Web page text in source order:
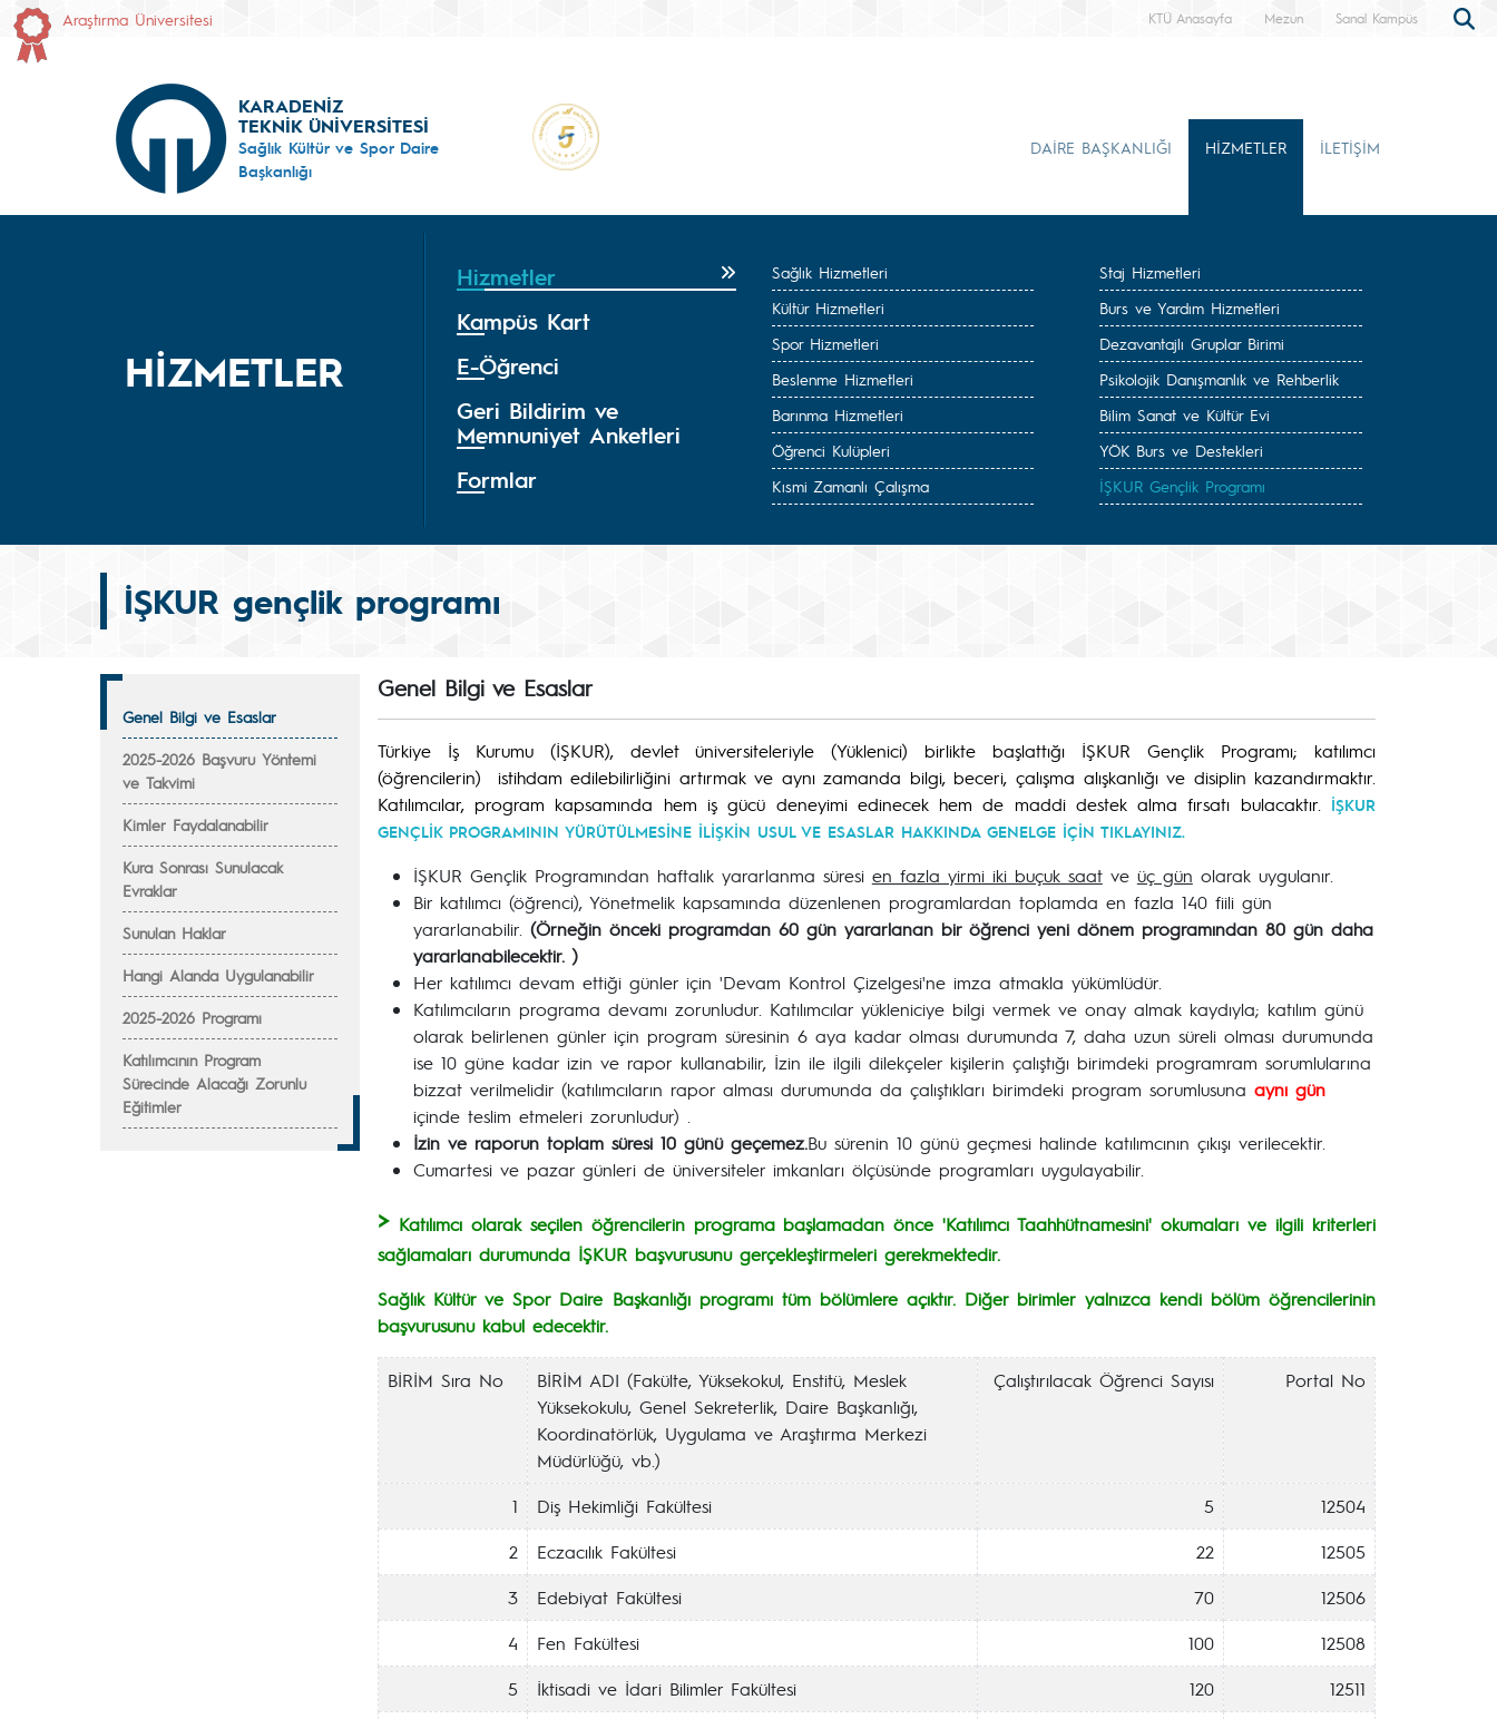
Araştırma Üniversitesi KTÜ Anasayfa Mezun Sanal Kampüs
KARADENİZ
TEKNİK ÜNİVERSİTESİ
Sağlık Kültür ve Spor Daire
Başkanlığı
DAİRE BAŞKANLIĞI HİZMETLER İLETİŞİM
HİZMETLER
Hizmetler
Kampüs Kart
E-Öğrenci
Geri Bildirim ve
Memnuniyet Anketleri
Formlar
Sağlık Hizmetleri
Kültür Hizmetleri
Spor Hizmetleri
Beslenme Hizmetleri
Barınma Hizmetleri
Öğrenci Kulüpleri
Kısmi Zamanlı Çalışma
Staj Hizmetleri
Burs ve Yardım Hizmetleri
Dezavantajlı Gruplar Birimi
Psikolojik Danışmanlık ve Rehberlik
Bilim Sanat ve Kültür Evi
YÖK Burs ve Destekleri
İŞKUR Gençlik Programı
İŞKUR gençlik programı
Genel Bilgi ve Esaslar
2025-2026 Başvuru Yöntemi
ve Takvimi
Kimler Faydalanabilir
Kura Sonrası Sunulacak
Evraklar
Sunulan Haklar
Hangi Alanda Uygulanabilir
2025-2026 Programı
Katılımcının Program
Sürecinde Alacağı Zorunlu
Eğitimler
Genel Bilgi ve Esaslar
Türkiye İş Kurumu (İŞKUR), devlet üniversiteleriyle (Yüklenici) birlikte başlattığı İŞKUR Gençlik Programı; katılımcı
(öğrencilerin) istihdam edilebilirliğini artırmak ve aynı zamanda bilgi, beceri, çalışma alışkanlığı ve disiplin kazandırmaktır.
Katılımcılar, program kapsamında hem iş gücü deneyimi edinecek hem de maddi destek alma fırsatı bulacaktır.
İŞKUR
GENÇLİK PROGRAMININ YÜRÜTÜLMESİNE İLİŞKİN USUL VE ESASLAR HAKKINDA GENELGE İÇİN TIKLAYINIZ.
İŞKUR Gençlik Programından haftalık yararlanma süresi en fazla yirmi iki buçuk saatve üç gün olarak uygulanır.
Bir katılımcı (öğrenci), Yönetmelik kapsamında düzenlenen programlardan toplamda en fazla 140 fiili gün
yararlanabilir. (Örneğin önceki programdan 60 gün yararlanan bir öğrenci yeni dönem programından 80 gün daha
yararlanabilecektir. )
Her katılımcı devam ettiği günler için 'Devam Kontrol Çizelgesi'ne imza atmakla yükümlüdür.
Katılımcıların programa devamı zorunludur. Katılımcılar yükleniciye bilgi vermek ve onay almak kaydıyla; katılım günü
olarak belirlenen günler için program süresinin 6 aya kadar olması durumunda 7, daha uzun süreli olması durumunda
ise 10 güne kadar izin ve rapor kullanabilir, İzin ile ilgili dilekçeler kişilerin çalıştığı birimdeki programram sorumlularına
bizzat verilmelidir (katılımcıların rapor alması durumunda da çalıştıkları birimdeki program sorumlusuna aynı gün
içinde teslim etmeleri zorunludur) .
İzin ve raporun toplam süresi 10 günü geçemez.Bu sürenin 10 günü geçmesi halinde katılımcının çıkışı verilecektir.
Cumartesi ve pazar günleri de üniversiteler imkanları ölçüsünde programları uygulayabilir.
> Katılımcı olarak seçilen öğrencilerin programa başlamadan önce 'Katılımcı Taahhütnamesini' okumaları ve ilgili kriterleri
sağlamaları durumunda İŞKUR başvurusunu gerçekleştirmeleri gerekmektedir.
Sağlık Kültür ve Spor Daire Başkanlığı programı tüm bölümlere açıktır. Diğer birimler yalnızca kendi bölüm öğrencilerinin
başvurusunu kabul edecektir.
BİRİM Sıra No
BİRİM ADI (Fakülte, Yüksekokul, Enstitü, Meslek
Yüksekokulu, Genel Sekreterlik, Daire Başkanlığı,
Koordinatörlük, Uygulama ve Araştırma Merkezi
Müdürlüğü, vb.)
Çalıştırılacak Öğrenci Sayısı Portal No
1 Diş Hekimliği Fakültesi 5
12504
2
Eczacılık Fakültesi 22
12505
3
Edebiyat Fakültesi 70
12506
4
Fen Fakültesi 100
12508
5
İktisadi ve İdari Bilimler Fakültesi 120
12511